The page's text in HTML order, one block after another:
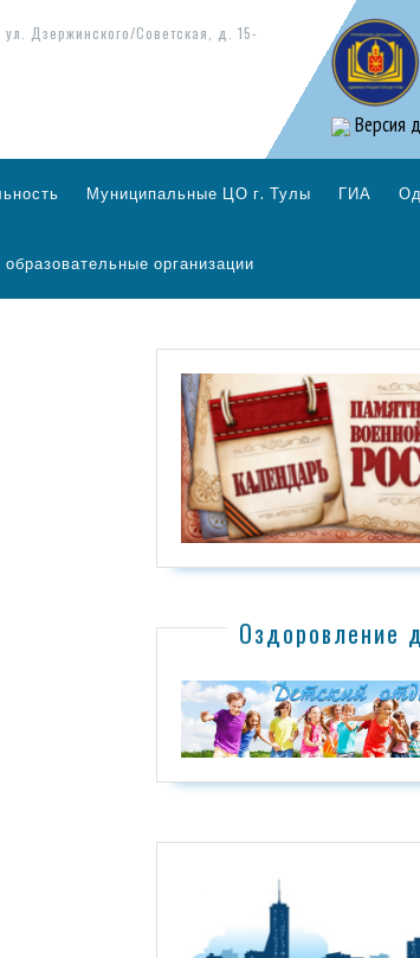
Дзержинского/Советская, д. 15-
Версия
Муниципальные ЦО г. Тулы ГИА
организации
Оздоровление